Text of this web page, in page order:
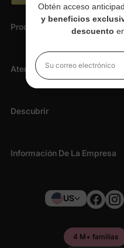
Productos
Atención Al Cliente
Descubrir
Información De La Empresa
US
4 M+ familias
Obtén acceso
y beneficios
descuento
Su correo electrónico